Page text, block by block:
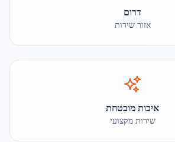
דרום
אזור שירות
איכות מובטחת
שירות מקצועי